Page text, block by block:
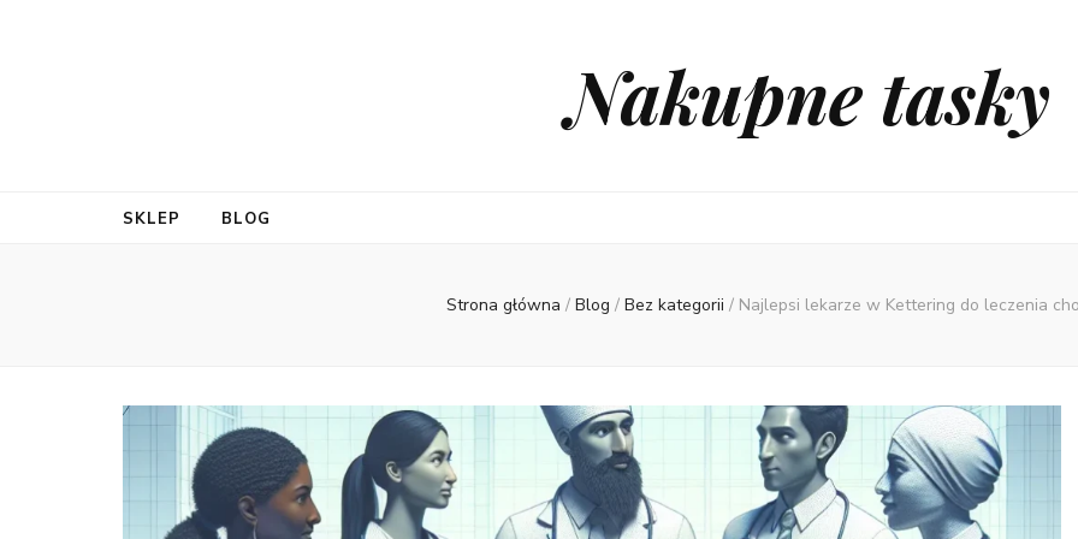
Nakupne tasky
SKLEP BLOG
Strona główna / Blog / Bez kategorii / Najlepsi lekarze w Kettering do leczenia